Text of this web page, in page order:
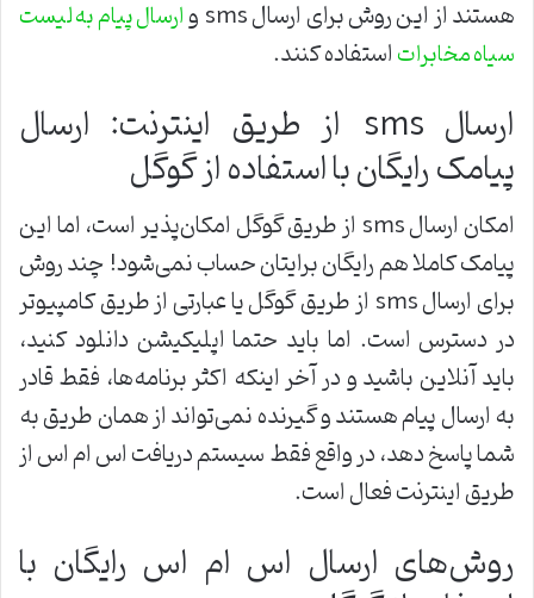
هستند از این روش برای ارسال sms و
ارسال پیام به لیست
سیاه مخابراتاستفاده کنند.
ارسال‌ sms از طریق اینترنت: ارسال
پیامک رایگان با استفاده از گوگل
امکان ارسال sms از طریق گوگل امکان‌پذیر است، اما این
پیامک کاملا هم رایگان برایتان حساب نمی‌شود! چند روش
برای ارسال sms از طریق گوگل یا عبارتی از طریق کامپیوتر
در دسترس است. اما باید حتما اپلیکیشن دانلود کنید،
باید آنلاین باشید و در آخر اینکه اکثر برنامه‌ها، فقط قادر
به ارسال پیام هستند و گیرنده نمی‌تواند از همان طریق به
شما پاسخ دهد، در واقع فقط سیستم دریافت اس ام اس از
طریق اینترنت فعال است.
روش‌های ارسال اس ام اس رایگان با